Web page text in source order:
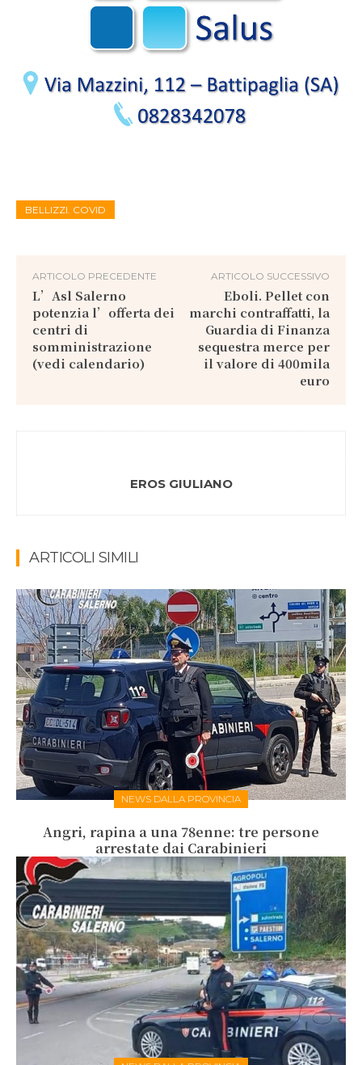
BELLIZZI. COVID
ARTICOLO PRECEDENTE
L’Asl Salerno
potenzia l’offerta dei
centri di
somministrazione
(vedi calendario)
ARTICOLO SUCCESSIVO
Eboli. Pellet con
marchi contraffatti, la
Guardia di Finanza
sequestra merce per
il valore di 400mila
euro
EROS GIULIANO
ARTICOLI SIMILI
NEWS DALLA PROVINCIA
Angri, rapina a una 78enne: tre persone
arrestate dai Carabinieri